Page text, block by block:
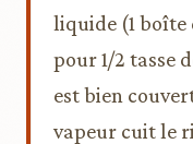
liquide (1 boîte
pour 1/2 tasse
est bien
vapeur cuit le